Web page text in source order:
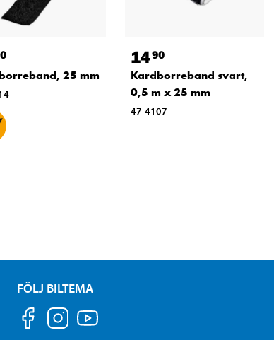
25 mm
1490
Kardborreband svart,
0,5 m x 25 mm
47-4107
FÖLJ BILTEMA